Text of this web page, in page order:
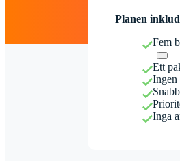
Planen
Fem
Ett
Ingen
Inga